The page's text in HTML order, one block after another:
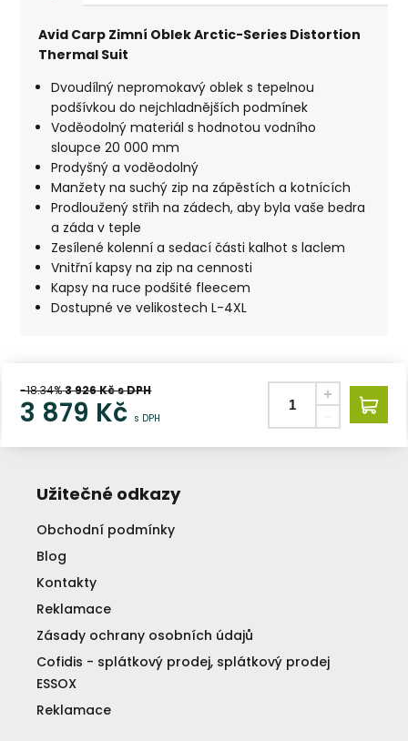
Avid Carp Zimní Oblek Arctic-Series Distortion
Thermal Suit
Dvoudílný nepromokavý oblek s tepelnou
podšívkou do nejchladnějších podmínek
Voděodolný materiál s hodnotou vodního
sloupce 20 000 mm
Prodyšný a voděodolný
Manžety na suchý zip na zápěstích a kotnících
Prodloužený střih na zádech, aby byla vaše bedra
a záda v teple
Zesílené kolenní a sedací části kalhot s laclem
Vnitřní kapsy na zip na cennosti
Kapsy na ruce podšité fleecem
Dostupné ve velikostech L-4XL
-18.34%3 926Kč s DPH
3 879 Kč s DPH
Užitečné odkazy
Obchodní podmínky
Blog
Kontakty
Reklamace
Zásady ochrany osobních údajů
Cofidis - splátkový prodej, splátkový prodej
ESSOX
Reklamace